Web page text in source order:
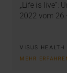
„Life is live“:
2022 vom
VISUS HEALTH
MEHR